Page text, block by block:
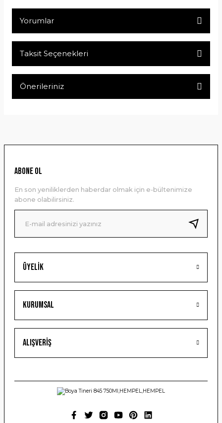
Yorumlar
Taksit Seçenekleri
Önerileriniz
Ürün resmi kalitesiz, bozuk veya görüntülenemiyor.
Ürün bilgilerinde hatalar bulunuyor.
Ürün fiyatı diğer sitelerden daha pahalı.
Bu ürüne benzer farklı alternatifler olmalı.
Gönder
Üyelik
Kurumsal
Alışveriş
ABONE OL
En son yeniliklerden haberdar olmak için e-bültenimize
abone olabilirsiniz.